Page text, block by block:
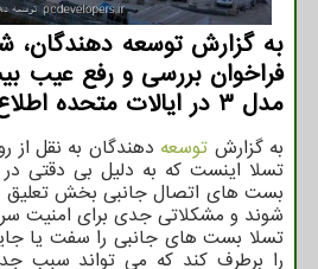
به گزارش توسعه دهندگان،
مدل ۳ در ایالات متحده اطلاع داده است.
به گزارش توسعه دهندگان به نقل از
تسلا اینست که به دلیل بی دقتی در
بست های اتصال جانبی بخش تعلیق
شوند و مشکلاتی جدی برای امنیت
تسلا بست های جانبی را سفت یا
را برطرف کند که می تواند سبب